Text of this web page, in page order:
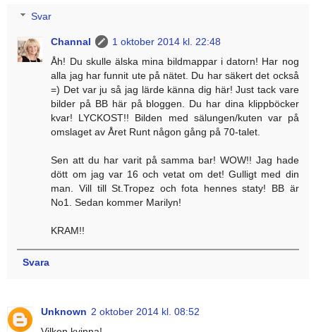
Svar
Channal
1 oktober 2014 kl. 22:48
Åh! Du skulle älska mina bildmappar i datorn! Har nog
alla jag har funnit ute på nätet. Du har säkert det också
=) Det var ju så jag lärde känna dig här! Just tack vare
bilder på BB här på bloggen. Du har dina klippböcker
kvar! LYCKOST!! Bilden med sälungen/kuten var på
omslaget av Året Runt någon gång på 70-talet.
Sen att du har varit på samma bar! WOW!! Jag hade
dött om jag var 16 och vetat om det! Gulligt med din
man. Vill till St.Tropez och fota hennes staty! BB är
No1. Sedan kommer Marilyn!
KRAM!!
Svara
Unknown 2 oktober 2014 kl. 08:52